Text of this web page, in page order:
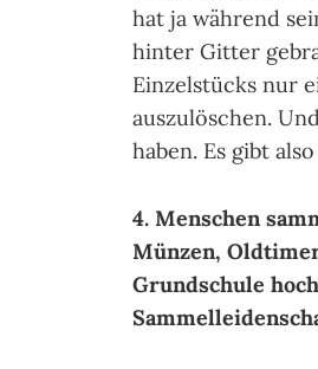
hat ja während
hinter Gitter
Einzelstücks nur
auszulöschen.
haben. Es gibt
4. Menschen
Münzen,
Grundschule